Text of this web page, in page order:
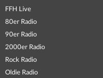
FFH Live
80er Radio
90er Radio
2000er Radio
Rock Radio
Oldie Radio